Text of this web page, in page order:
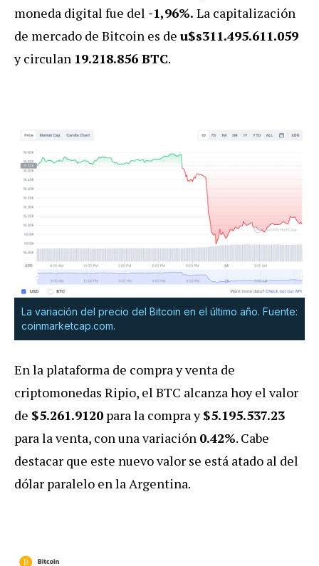
moneda digital fue del -1,96%. La capitalización
de mercado de Bitcoin es de u$s311.495.611.059
y circulan 19.218.856 BTC.
La variación del precio del Bitcoin en el último año. Fuente:
coinmarketcap.com.
En la plataforma de compra y venta de
criptomonedas Ripio, el BTC alcanza hoy el valor
de $5.261.9120 para la compra y$5.195.537.23
para la venta, con una variación 0.42%. Cabe
destacar que este nuevo valor se está atado al del
dólar paralelo en la Argentina.